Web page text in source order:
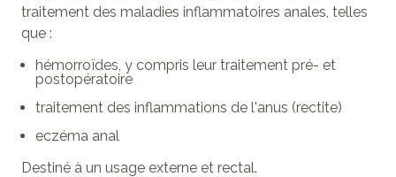
traitement des maladies inflammatoires anales, telles
que :
hémorroïdes, y compris leur traitement pré- et
postopératoire
traitement des inflammations de l'anus (rectite)
eczéma anal
Destiné à un usage externe et rectal.